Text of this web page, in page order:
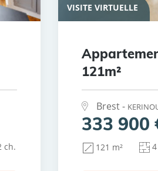
ch.
VISITE VIRTUELLE
121m²
Brest -
333 900
121 m² 4